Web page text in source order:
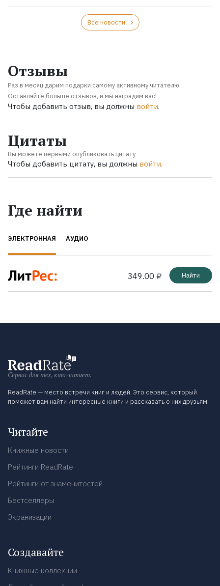
Все новости
Отзывы
Раз в месяц дарим подарки самому активному читателю.
Оставляйте больше отзывов, и мы наградим вас!
Чтобы добавить отзыв, вы должны войти.
Цитаты
Вы можете первыми опубликовать цитату
Чтобы добавить цитату, вы должны войти.
Где найти
ЭЛЕКТРОННАЯ АУДИО
349.00 ₽ Найти
Сервис для тех, кто читает.
ReadRate — место встречи книг и людей. Это сервис, который
поможет вам найти интересные книги и рассказать о них друзьям.
Читайте
Книжные новости
Рейтинги ReadRate
Рейтинги от знаменитостей
Бестселлеры
Экранизации
Создавайте
Книжные коллекции